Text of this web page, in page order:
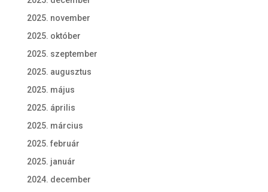
2025. november
2025. október
2025. szeptember
2025. augusztus
2025. május
2025. április
2025. március
2025. február
2025. január
2024. december